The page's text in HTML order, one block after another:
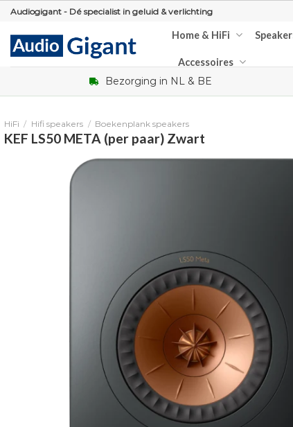
Skip
content
Audiogigant - Dé specialist in geluid & verlichting
Home & HiFi
Accessoires
Bezorging in NL & BE
HiFi / Hifi speakers / Boekenplank speakers
KEF LS50 META (per paar) Zwart